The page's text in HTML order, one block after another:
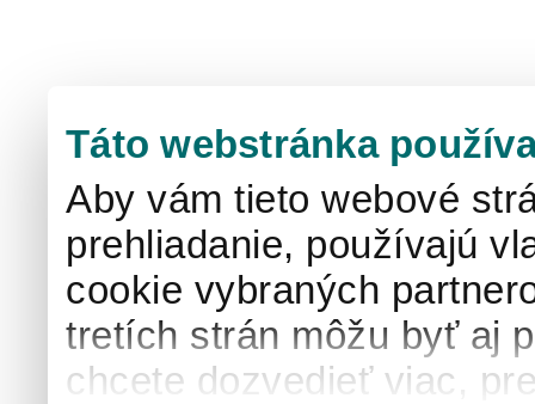
Táto webstránka
Aby vám tieto webové
prehliadanie, používajú
cookie vybraných
tretích strán môžu byť aj
chcete dozvedieť viac,